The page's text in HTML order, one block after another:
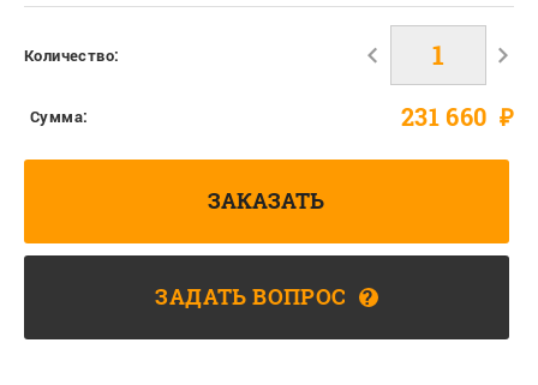
Количество:
Сумма: 231 660 ₽
ЗАКАЗАТЬ
ЗАДАТЬ ВОПРОС ?